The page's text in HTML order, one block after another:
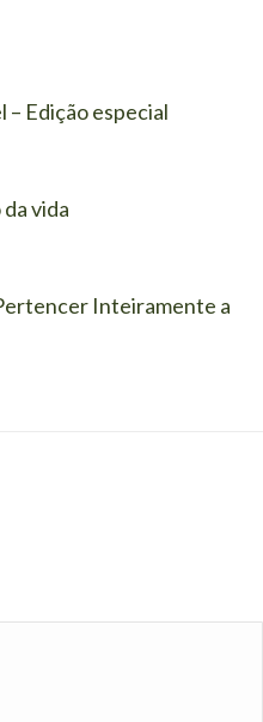
– Edição especial
vida
Inteiramente a